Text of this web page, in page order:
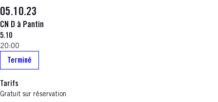
05.10.23
CN D à Pantin
5.10
20:00
Terminé
Tarifs
Gratuit sur réservation